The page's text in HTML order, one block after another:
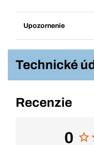
Upozornenie
Technické
Recenzie
0